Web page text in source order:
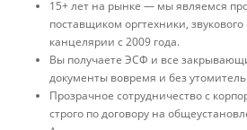
15+ лет на рынке — мы являемся
поставщиком оргтехники,
канцелярии с 2009 года.
Вы получаете ЭСФ и все
документы вовремя и без
Прозрачное сотрудничество с
строго по договору на